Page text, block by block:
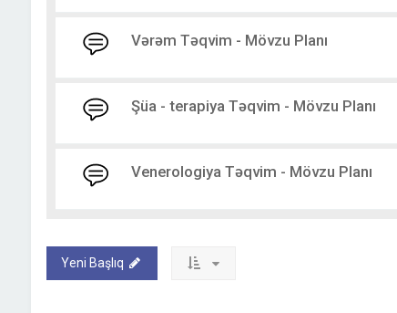
Vərəm Təqvim - Mövzu Planı
Şüa - terapiya Təqvim - Mövzu Planı
Venerologiya Təqvim - Mövzu Planı
Yeni Başlıq